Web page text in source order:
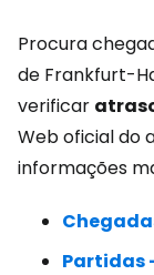
Procura
de Frankfurt-
verificar
Web oficial do
informações
Partidas